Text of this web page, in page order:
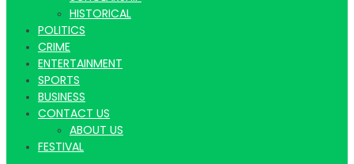
Hindi
News
HISTORICAL
POLITICS
CRIME
ENTERTAINMENT
SPORTS
BUSINESS
CONTACT US
ABOUT US
FESTIVAL